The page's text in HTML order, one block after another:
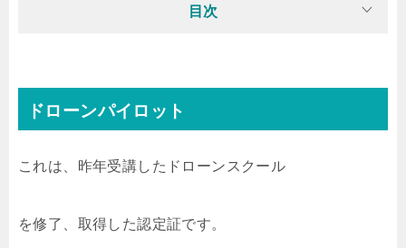
目次
ドローンパイロット
これは、昨年受講したドローンスクール
を修了、取得した認定証です。